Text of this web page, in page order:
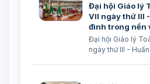
Đại hội Giáo lý
VII ngày thứ III
đình trong nền
số
Đại hội Giáo lý
ngày thứ III -